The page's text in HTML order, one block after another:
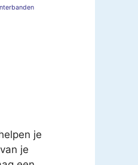
je
je